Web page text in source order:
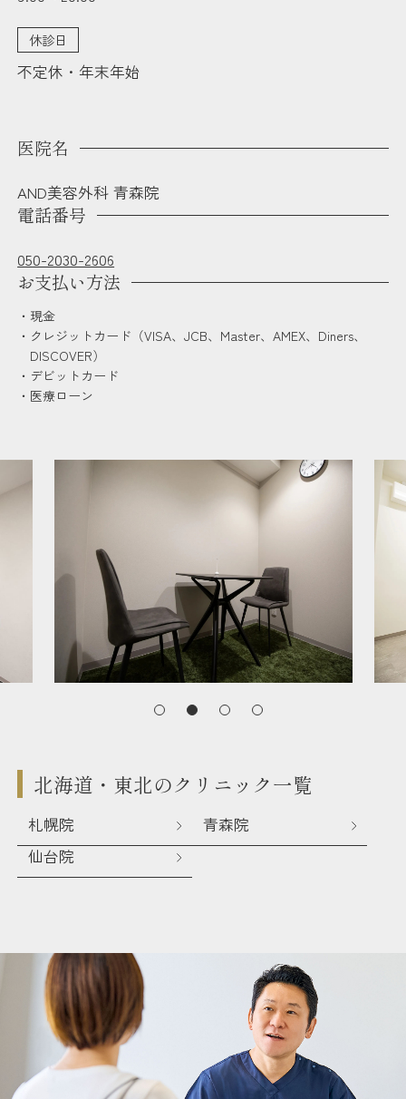
休診日
不定休・年末年始
医院名
AND美容外科 青森院
電話番号
050-2030-2606
お支払い方法
現金
クレジットカード（VISA、JCB、Master、AMEX、Diners、
DISCOVER）
デビットカード
医療ローン
北海道・東北のクリニック一覧
札幌院
青森院
仙台院